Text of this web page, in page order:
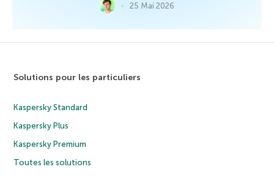
25 Mai 2026
Solutions pour les particuliers
Kaspersky Standard
Kaspersky Plus
Kaspersky Premium
Toutes les solutions